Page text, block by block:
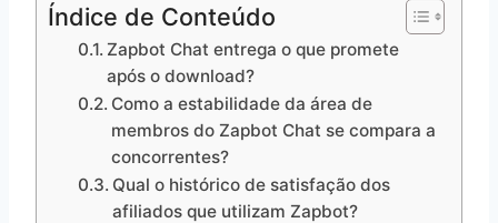
Índice de Conteúdo
Zapbot Chat entrega o que promete
após o download?
Como a estabilidade da área de
membros do Zapbot Chat se compara a
concorrentes?
Qual o histórico de satisfação dos
afiliados que utilizam Zapbot?